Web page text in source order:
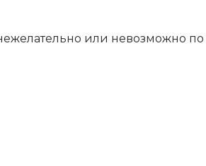
или невозможно